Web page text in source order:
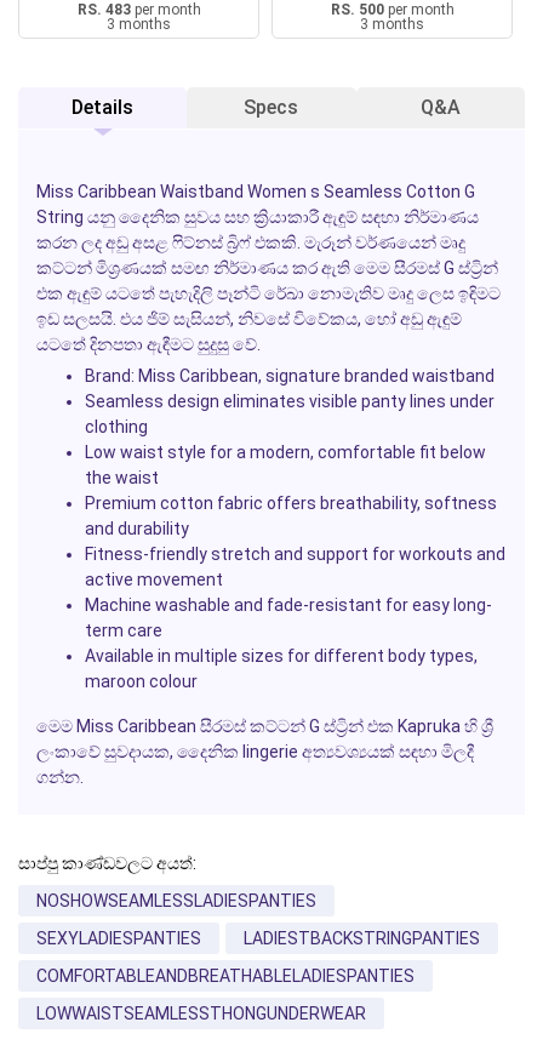
RS. 483per month
3 months
RS. 500per month
3 months
Details Specs Q&A
Miss Caribbean Waistband Women s Seamless Cotton G
String යනු දෛනික සුවය සහ ක්‍රියාකාරී ඇඳුම් සඳහා නිර්මාණය
කරන ලද අඩු අසළ ෆිට්නස් බ්‍රිෆ් එකකි. මැරූන් වර්ණයෙන් මෘදු
කට්ටන් මිශ්‍රණයක් සමඟ නිර්මාණය කර ඇති මෙම සීරමස් G ස්ට්‍රින්
එක ඇඳුම් යටතේ පැහැදිලි පෑන්ටි රේඛා නොමැතිව මෘදු ලෙස ඉඳිමට
ඉඩ සලසයි. එය ජිම් සැසියන්, නිවසේ විවේකය, හෝ අඩු ඇඳුම්
යටතේ දිනපතා ඇඳීමට සුදුසු වේ.
Brand: Miss Caribbean, signature branded waistband
Seamless design eliminates visible panty lines under
clothing
Low waist style for a modern, comfortable fit below
the waist
Premium cotton fabric offers breathability, softness
and durability
Fitness-friendly stretch and support for workouts and
active movement
Machine washable and fade-resistant for easy long-
term care
Available in multiple sizes for different body types,
maroon colour
මෙම Miss Caribbean සීරමස් කට්ටන් G ස්ට්‍රින් එක Kapruka හි ශ්‍රී
ලංකාවේ සුවදායක, දෛනික lingerie අත්‍යවශ්‍යයක් සඳහා මිලදී
ගන්න.
සාප්පු කාණ්ඩවලට අයත්:
NOSHOWSEAMLESSLADIESPANTIES
SEXYLADIESPANTIES
LADIESTBACKSTRINGPANTIES
COMFORTABLEANDBREATHABLELADIESPANTIES
LOWWAISTSEAMLESSTHONGUNDERWEAR